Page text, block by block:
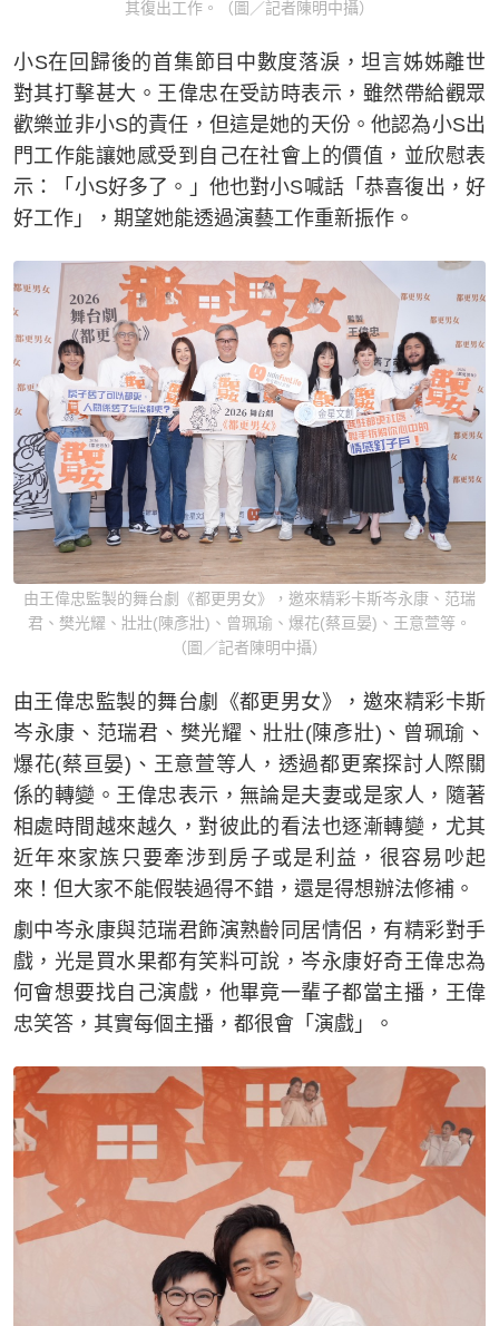
其復出工作。（圖／記者陳明中攝）
小S在回歸後的首集節目中數度落淚，坦言姊姊離世
對其打擊甚大。王偉忠在受訪時表示，雖然帶給觀眾
歡樂並非小S的責任，但這是她的天份。他認為小S出
門工作能讓她感受到自己在社會上的價值，並欣慰表
示：「小S好多了。」他也對小S喊話「恭喜復出，好
好工作」，期望她能透過演藝工作重新振作。
由王偉忠監製的舞台劇《都更男女》，邀來精彩卡斯岑永康、范瑞
君、樊光耀、壯壯(陳彥壯)、曾珮瑜、爆花(蔡亘晏)、王意萱等。
（圖／記者陳明中攝）
由王偉忠監製的舞台劇《都更男女》，邀來精彩卡斯
岑永康、范瑞君、樊光耀、壯壯(陳彥壯)、曾珮瑜、
爆花(蔡亘晏)、王意萱等人，透過都更案探討人際關
係的轉變。王偉忠表示，無論是夫妻或是家人，隨著
相處時間越來越久，對彼此的看法也逐漸轉變，尤其
近年來家族只要牽涉到房子或是利益，很容易吵起
來！但大家不能假裝過得不錯，還是得想辦法修補。
劇中岑永康與范瑞君飾演熟齡同居情侶，有精彩對手
戲，光是買水果都有笑料可說，岑永康好奇王偉忠為
何會想要找自己演戲，他畢竟一輩子都當主播，王偉
忠笑答，其實每個主播，都很會「演戲」。